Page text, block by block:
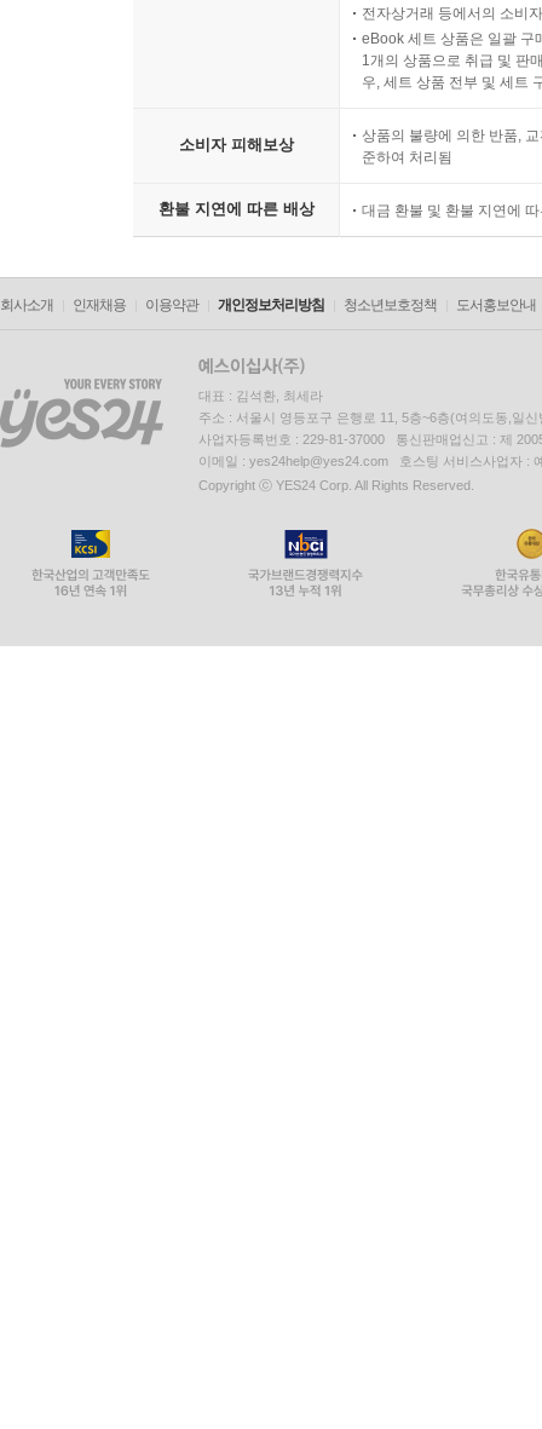
전자상거래 등에서의 소비
eBook 세트 상품은 일괄 구
1개의 상품으로 취급 및 판
우, 세트 상품 전부 및 세트
소비자 피해보상
상품의 불량에 의한 반품,
준하여 처리됨
환불 지연에 따른 배상 대금 환불 및 환불 지연에
회사소개 인재채용 이용약관 개인정보처리방침 청소년보호정책 도서홍보안내
대표 : 김석환, 최세라
주소 : 서울시 영등포구 은행로 11, 5층~6층(여의도동,일신
사업자등록번호 : 229-81-37000 통신판매업신고 : 제
이메일 : yes24help@yes24.com 호스팅 서비스사업자 :
Copyright ⓒ YES24 Corp. All Rights Reserved.